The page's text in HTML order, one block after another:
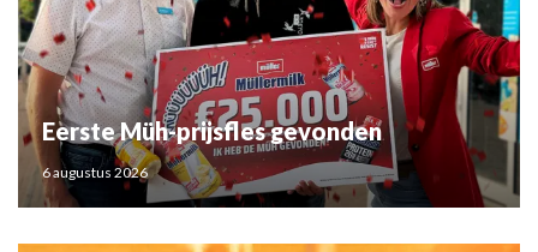
Eerste Müh-prijsfles gevonden
6 augustus 2026